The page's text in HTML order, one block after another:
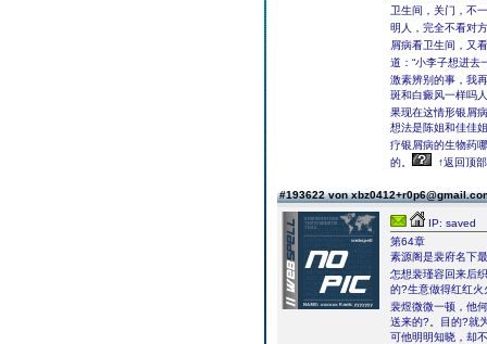
卫生间，关门，不
明人，完全不看对
屑病看卫生间，又
道：“小李子想进去
激素辨别的事，我
斑和白癜风一样吗
果现在这情形银屑
想法是陈姐和佳佳
疗银屑病的生物药
的。
↑返回顶
#193622 von
IP: saved
第64章
素源阁是裴府名下
怎想裴瑾容回来后
的?生意做得红红
裴煜微微一顿，他
送来的?。目的?就
可他明明知晓，却